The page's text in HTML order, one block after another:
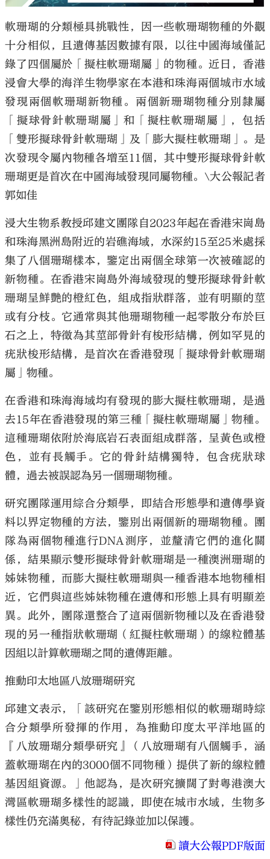
軟珊瑚的分類極具挑戰性，因一些軟珊瑚物種的外觀
十分相似，且遺傳基因數據有限，以往中國海域僅記
錄了四個屬於「擬柱軟珊瑚屬」的物種。近日，香港
浸會大學的海洋生物學家在本港和珠海兩個城市水域
發現兩個軟珊瑚新物種。兩個新珊瑚物種分別隸屬
「擬球骨針軟珊瑚屬」和「擬柱軟珊瑚屬」，包括
「雙形擬球骨針軟珊瑚」及「膨大擬柱軟珊瑚」。是
次發現令屬內物種各增至11個，其中雙形擬球骨針軟
珊瑚更是首次在中國海域發現同屬物種。\大公報記者
郭如佳
浸大生物系教授邱建文團隊自2023年起在香港宋崗島
和珠海黑洲島附近的岩礁海域，水深約15至25米處採
集了八個珊瑚樣本，鑒定出兩個全球第一次被確認的
新物種。在香港宋崗島外海域發現的雙形擬球骨針軟
珊瑚呈鮮艷的橙紅色，組成指狀群落，並有明顯的莖
或有分枝。它通常與其他珊瑚物種一起零散分布於巨
石之上，特徵為其莖部骨針有梭形結構，例如罕見的
疣狀梭形結構，是首次在香港發現「擬球骨針軟珊瑚
屬」物種。
在香港和珠海海域均有發現的膨大擬柱軟珊瑚，是過
去15年在香港發現的第三種「擬柱軟珊瑚屬」物種。
這種珊瑚依附於海底岩石表面組成群落，呈黃色或橙
色，並有長觸手。它的骨針結構獨特，包含疣狀球
體，過去被誤認為另一個珊瑚物種。
研究團隊運用綜合分類學，即結合形態學和遺傳學資
料以界定物種的方法，鑒別出兩個新的珊瑚物種。團
隊為兩個物種進行DNA測序，並釐清它們的進化關
係，結果顯示雙形擬球骨針軟珊瑚是一種澳洲珊瑚的
姊妹物種，而膨大擬柱軟珊瑚與一種香港本地物種相
近，它們與這些姊妹物種在遺傳和形態上具有明顯差
異。此外，團隊還整合了這兩個新物種以及在香港發
現的另一種指狀軟珊瑚（紅擬柱軟珊瑚）的線粒體基
因組以計算軟珊瑚之間的遺傳距離。
推動印太地區八放珊瑚研究
邱建文表示，「該研究在鑒別形態相似的軟珊瑚時綜
合分類學所發揮的作用，為推動印度太平洋地區的
『八放珊瑚分類學研究』（八放珊瑚有八個觸手，涵
蓋軟珊瑚在內的3000個不同物種）提供了新的線粒體
基因組資源。」他認為，是次研究擴闊了對粵港澳大
灣區軟珊瑚多樣性的認識，即使在城市水域，生物多
樣性仍充滿奧秘，有待記錄並加以保護。
讀大公報PDF版面